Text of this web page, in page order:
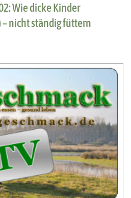
Wie dicke Kinder
nicht ständig füttern